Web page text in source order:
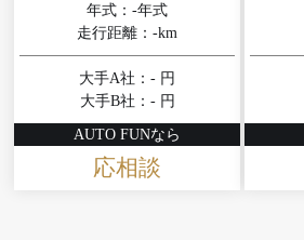
年式：-年式
走行距離：-km
大手A社：- 円
大手B社：- 円
AUTO FUNなら
応相談